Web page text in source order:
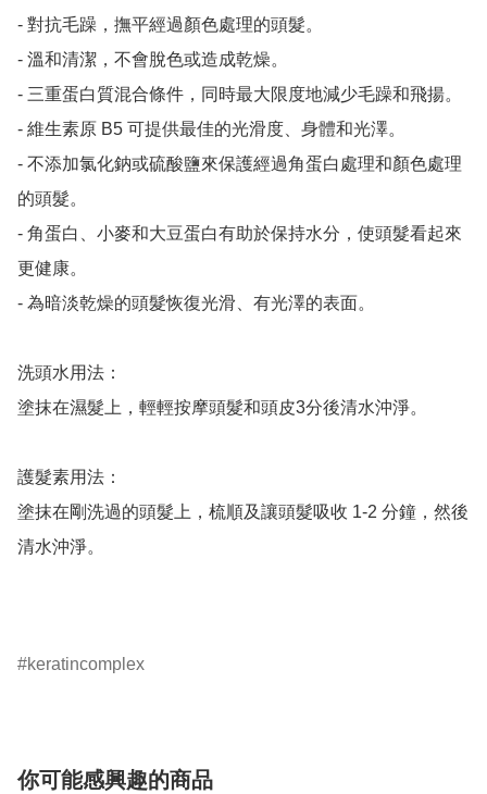
- 對抗毛躁，撫平經過顏色處理的頭髮。
- 溫和清潔，不會脫色或造成乾燥。
- 三重蛋白質混合條件，同時最大限度地減少毛躁和飛揚。
- 維生素原 B5 可提供最佳的光滑度、身體和光澤。
- 不添加氯化鈉或硫酸鹽來保護經過角蛋白處理和顏色處理
的頭髮。
- 角蛋白、小麥和大豆蛋白有助於保持水分，使頭髮看起來
更健康。
- 為暗淡乾燥的頭髮恢復光滑、有光澤的表面。
洗頭水用法：
塗抹在濕髮上，輕輕按摩頭髮和頭皮3分後清水沖淨。
護髮素用法：
塗抹在剛洗過的頭髮上，梳順及讓頭髮吸收 1-2 分鐘，然後
清水沖淨。
keratincomplex
你可能感興趣的商品